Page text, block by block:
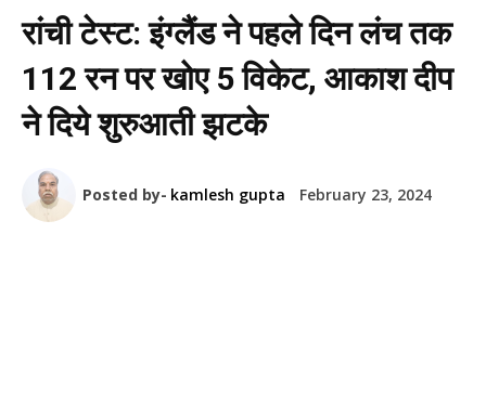
रांची टेस्ट: इंग्लैंड ने पहले दिन लंच तक
112 रन पर खोए 5 विकेट, आकाश दीप
ने दिये शुरुआती झटके
Posted by- kamlesh gupta February 23, 2024